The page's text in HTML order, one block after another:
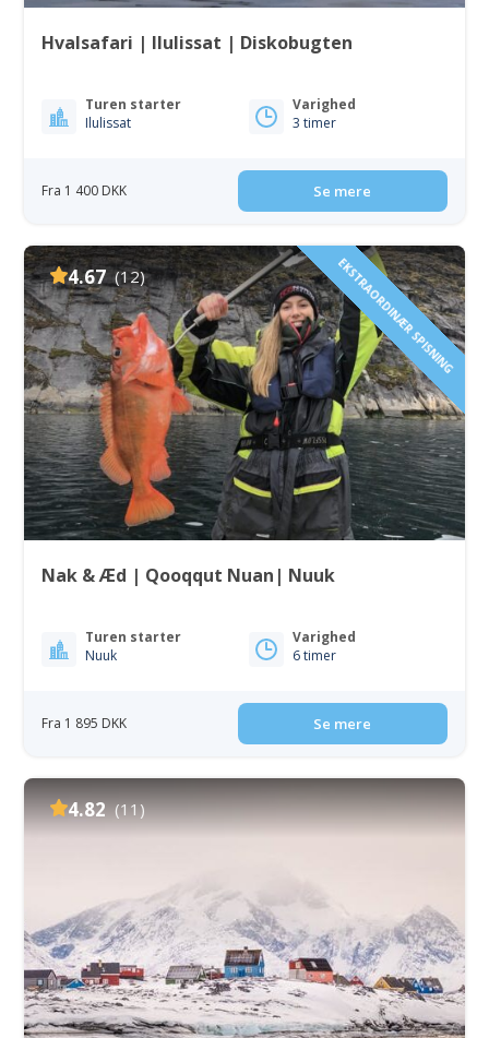
Hvalsafari | Ilulissat | Diskobugten
Turen starter
Ilulissat
Varighed
3 timer
Fra 1 400 DKK Se mere
4.67 (12) EKSTRAORDINÆR SPISNING
Nak & Æd | Qooqqut Nuan| Nuuk
Turen starter
Nuuk
Varighed
6 timer
Fra 1 895 DKK Se mere
4.82 (11)